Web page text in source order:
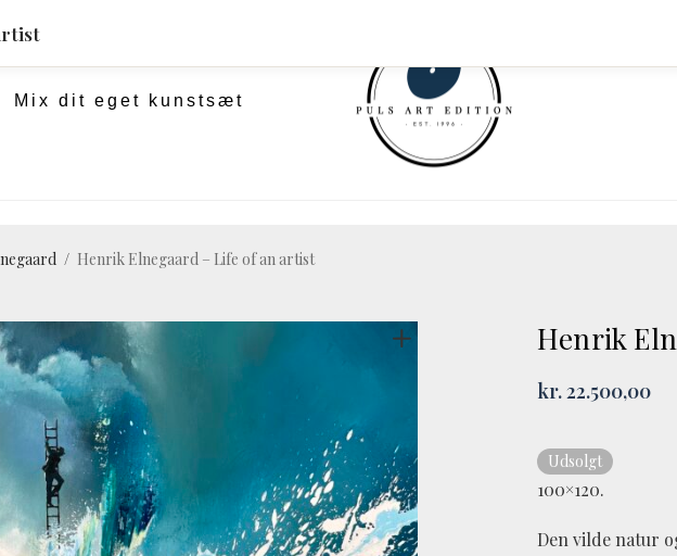
Mix dit eget kunstsæt
/ Henrik Elnegaard – Life of an artist
Henrik
kr.22.500,00
Udsolgt
100×120.
Den vilde natur